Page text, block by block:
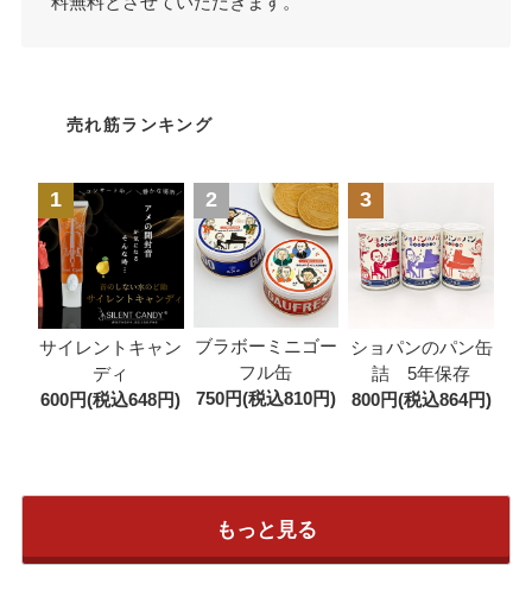
売れ筋ランキング
1
サイレントキャン
ディ
600円(税込648円)
2
ブラボーミニゴー
フル缶
750円(税込810円)
3
ショパンのパン缶
詰 5年保存
800円(税込864円)
もっと見る